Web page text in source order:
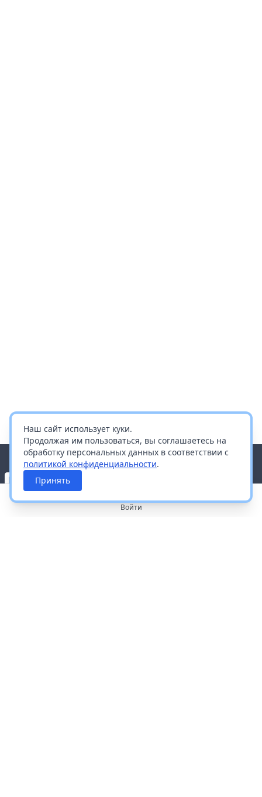
Наш сайт использует куки.
Продолжая им пользоваться, вы соглашаетесь на
обработку персональных данных в соответствии с
политикой конфиденциальности.
Принять
Войти